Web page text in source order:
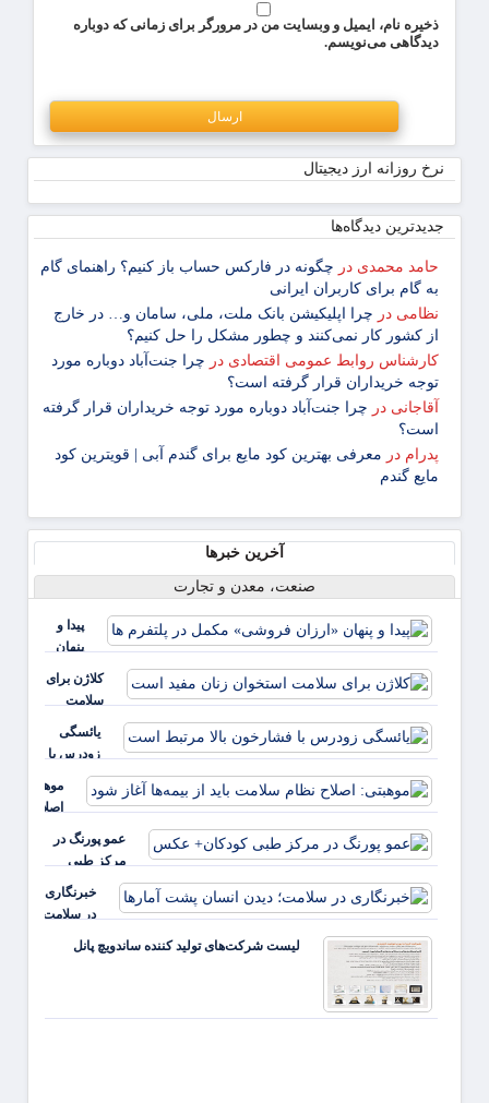
ذخیره نام، ایمیل و وبسایت من در مرورگر برای زمانی که دوباره
دیدگاهی می‌نویسم.
نرخ روزانه ارز دیجیتال
جدیدترین دیدگاه‌‌ها
حامد محمدی در چگونه در فارکس حساب باز کنیم؟ راهنمای گام
‌به ‌گام برای کاربران ایرانی
نظامی در چرا اپلیکیشن بانک ملت، ملی، سامان و… در خارج
از کشور کار نمی‌کنند و چطور مشکل را حل کنیم؟
کارشناس روابط عمومی اقتصادی در چرا جنت‌آباد دوباره مورد
توجه خریداران قرار گرفته است؟
آقاجانی در چرا جنت‌آباد دوباره مورد توجه خریداران قرار گرفته
است؟
پدرام در معرفی بهترین کود مایع برای گندم آبی | قویترین کود
مایع گندم
آخرین خبرها
صنعت، معدن و تجارت
پیدا و
پنهان
«ارزان
فروشی»
پلتفرم ها
کلاژن برای
سلامت
استخوان
یائسگی
زودرس با
فشارخون
بالا مرتبط
موهبتی:
اصلاح
سلامت
بیمه‌ها
آغاز شود
عمو پورنگ در
مرکز طبی
کودکان+ عکس
خبرنگاری
در سلامت؛
دیدن
انسان
لیست شرکت‌های تولید کننده ساندویچ پانل